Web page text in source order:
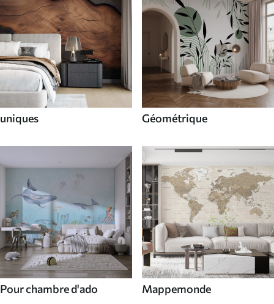
uniques Géométrique
Pour chambre d'ado Mappemonde